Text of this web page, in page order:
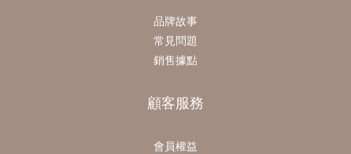
品牌故事
常見問題
銷售據點
顧客服務
會員權益